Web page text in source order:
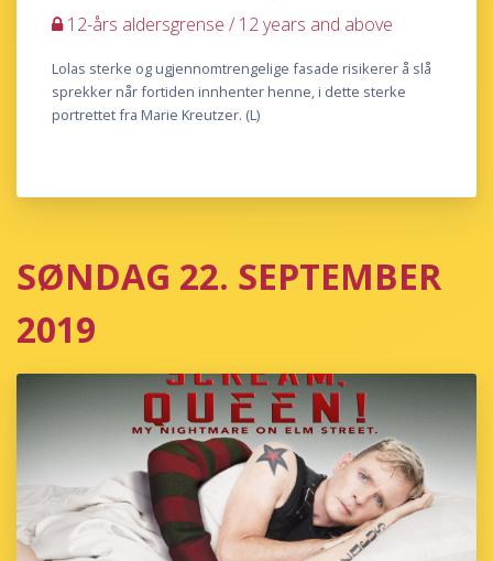
12-års aldersgrense / 12 years and above
Lolas sterke og ugjennomtrengelige fasade risikerer å slå
sprekker når fortiden innhenter henne, i dette sterke
portrettet fra Marie Kreutzer. (L)
SØNDAG 22. SEPTEMBER
2019